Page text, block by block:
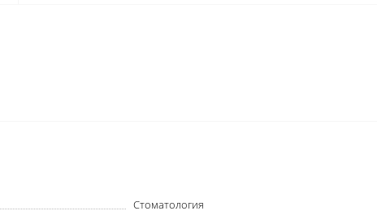
Стоматология